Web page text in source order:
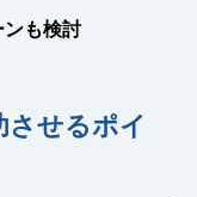
も検討
させるポイ